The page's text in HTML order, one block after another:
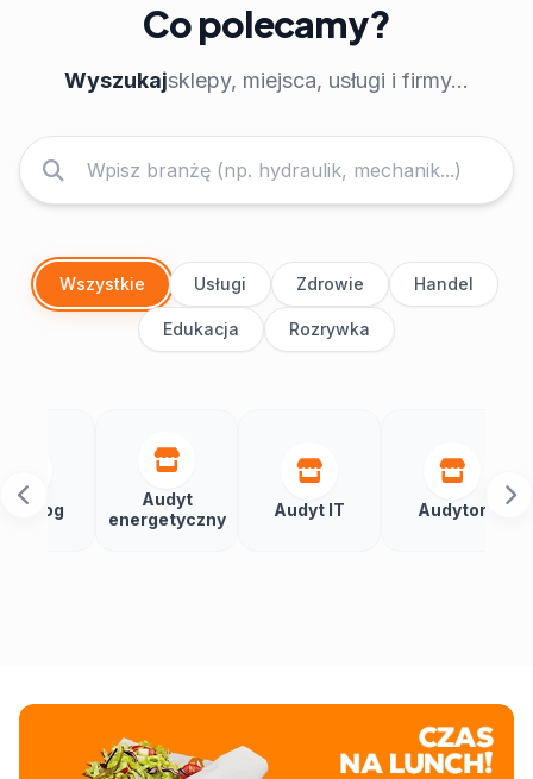
Co polecamy?
Wyszukajsklepy, miejsca, usługi i firmy...
Wszystkie Usługi Zdrowie Handel
Edukacja Rozrywka
energetyczny
Audyt IT Audytor